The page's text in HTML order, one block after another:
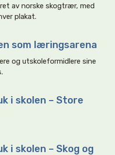
av norske skogtrær, med
plakat.
som læringsarena
og utskoleformidlere sine
i skolen – Store
i skolen – Skog og